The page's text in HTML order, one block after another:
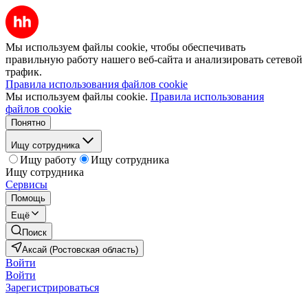
Мы используем файлы cookie, чтобы обеспечивать
правильную работу нашего веб-сайта и анализировать сетевой
трафик.
Правила использования файлов cookie
Мы используем файлы cookie. Правила использования
файлов cookie
Понятно
Ищу сотрудника
Ищу работу
Ищу сотрудника
Ищу сотрудника
Сервисы
Помощь
Ещё
Поиск
Аксай (Ростовская область)
Войти
Войти
Зарегистрироваться